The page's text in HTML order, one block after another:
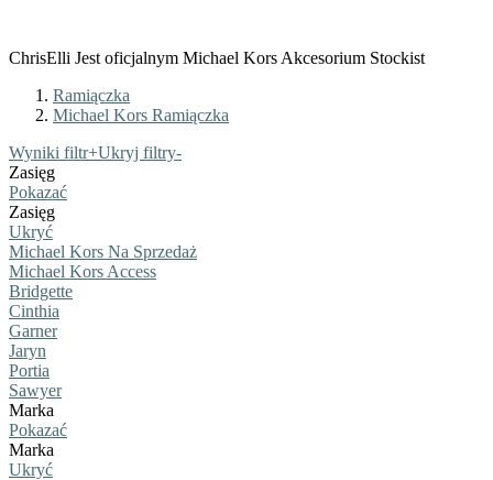
ChrisElli Jest oficjalnym Michael Kors Akcesorium Stockist
Ramiączka
Michael Kors Ramiączka
Wyniki filtr+Ukryj filtry-
Zasięg
Pokazać
Zasięg
Ukryć
Michael Kors Na Sprzedaż
Michael Kors Access
Bridgette
Cinthia
Garner
Jaryn
Portia
Sawyer
Marka
Pokazać
Marka
Ukryć